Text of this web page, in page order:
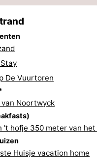
De Vuurtoren
van Noortwyck
't hofje 350 meter van
Huisje vacation home